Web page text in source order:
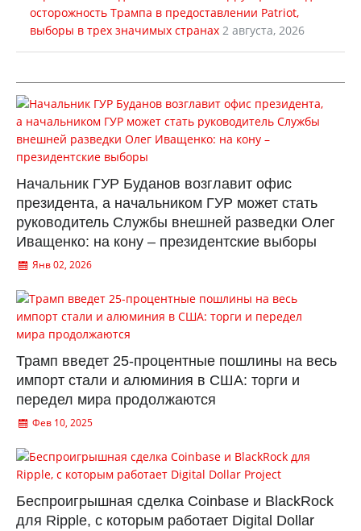
осторожность Трампа в предоставлении Patriot,
выборы в трех значимых странах 2 августа, 2026
Начальник ГУР Буданов возглавит офис
президента, а начальником ГУР может стать
руководитель Службы внешней разведки Олег
Иващенко: на кону – президентские выборы
Янв 02, 2026
Трамп введет 25-процентные пошлины на весь
импорт стали и алюминия в США: торги и
передел мира продолжаются
Фев 10, 2025
Беспроигрышная сделка Coinbase и BlackRock
для Ripple, с которым работает Digital Dollar